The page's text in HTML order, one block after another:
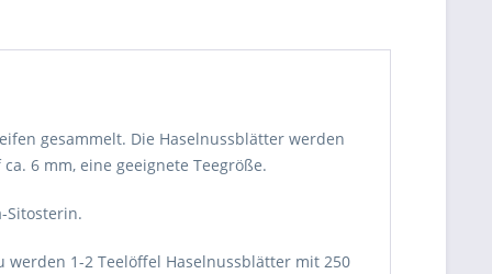
gesammelt. Die Haselnussblätter werden
6 mm, eine geeignete Teegröße.
Sitosterin.
1-2 Teelöffel Haselnussblätter mit 250